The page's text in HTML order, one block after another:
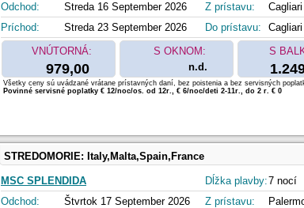
Odchod:
Streda 16 September 2026
Príchod:
Streda 23 September 2026
Z prístavu:
Do prístavu:
VNÚTORNÁ:
979,00
S OKNOM:
n.d.
S
Všetky ceny sú uvádzané vrátane prístavných daní, bez poistenia a bez servisných
Povinné servisné poplatky € 12/noc/os. od 12r., € 6/noc/deti 2-11r., do 2 r. € 0
STREDOMORIE: Italy,Malta,Spain,France
MSC SPLENDIDA
Odchod:
Štvrtok 17 September 2026
Dĺžka plavby:7 nocí
Z prístavu: